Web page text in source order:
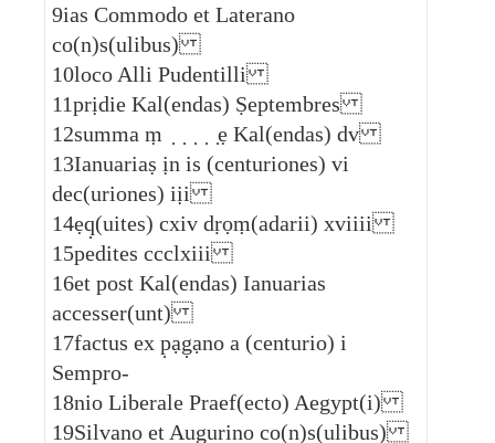
9ias Commodo et Laterano
co(n)s(ulibus)
10loco Alli Pudentilli
11prịdie Kal(endas) Ṣeptembres
12summa ṃ ̣ ̣ ̣ ̣ ̣ẹ Kal(endas) dv
13Ianuariaṣ ịn is (centuriones) vi
dec(uriones) iịi
14ẹq̣(uites) cxiv dṛọṃ(adarii) xviiii
15pedites ccclxiii
16et post Kal(endas) Ianuarias
accesser(unt)
17factus ex p̣ạg̣ạno a (centurio) i
Sempro-
18nio Liberale Praef(ecto) Aegypt(i)
19Silvano et Augurino co(n)s(ulibus)